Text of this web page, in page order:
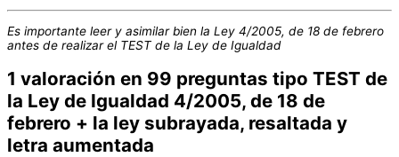
Es importante leer y asimilar bien la Ley 4/2005, de 18 de febrero
antes de realizar el TEST de la Ley de Igualdad
1 valoración en 99 preguntas tipo TEST de
la Ley de Igualdad 4/2005, de 18 de
febrero + la ley subrayada, resaltada y
letra aumentada